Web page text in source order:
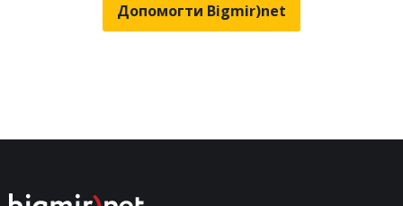
Допомогти Bigmir)net